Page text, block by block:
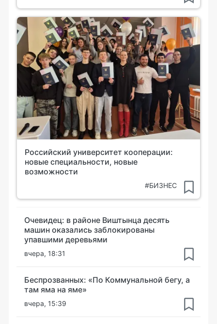
Российский университет кооперации:
новые специальности, новые
возможности
#БИЗНЕС
Очевидец: в районе Виштынца десять
машин оказались заблокированы
упавшими деревьями
вчера, 18:31
Беспрозванных: «По Коммунальной бегу, а
там яма на яме»
вчера, 15:39